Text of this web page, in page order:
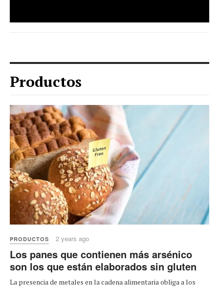
Productos
PRODUCTOS 2 years ago
Los panes que contienen más arsénico
son los que están elaborados sin gluten
La presencia de metales en la cadena alimentaria obliga a los